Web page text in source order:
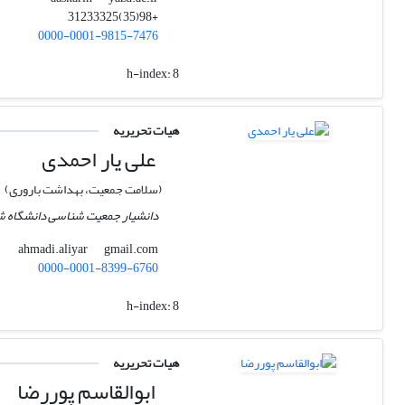
+98(35)31233325
0000-0001-9815-7476
h-index:8
هیات تحریریه
علی یار احمدی
(سلامت جمعیت، بهداشت باروری)
دانشیار جمعیت شناسی دانشگاه
ahmadi.aliyar
gmail.com
0000-0001-8399-6760
h-index:8
هیات تحریریه
ابوالقاسم پوررضا